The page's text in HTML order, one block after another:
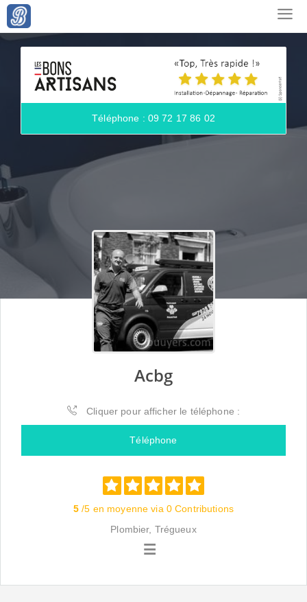
Téléphone : 09 72 17 86 02
Acbg
Cliquer pour afficher le téléphone :
Téléphone
5 /5 en moyenne via 0 Contributions
Plombier, Trégueux